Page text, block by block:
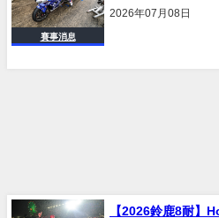
賽事消息
2026年07月08日
【2026鈴鹿8耐】